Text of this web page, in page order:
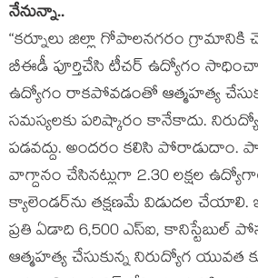
నేనున్నా..
“క‌ర్నూలు జిల్లా గోపాల‌న‌గ‌రం గ్రామానికి
బీఈడీ పూర్తిచేసి టీచ‌ర్ ఉద్యోగం
ఉద్యోగం రాకపోవడంతో ఆత్మహత్య
స‌మ‌స్యలకు ప‌రిష్కారం కానేకాదు.
పడవద్దు. అందరం కలిసి
వాగ్దానం చేసినట్లుగా 2.30 లక్షల
క్యాలెండర్‌ను తక్షణమే విడుదల చేయాలి.
ప్రతి ఏడాది 6,500 ఎస్ఐ, కానిస్టేబుల్
ఆత్మహత్య చేసుకున్న నిరుద్యోగ యువత